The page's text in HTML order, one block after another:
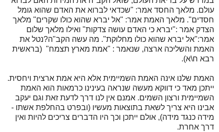
עולם. מלאך החסד אמר: "שכדאי לברוא את האדם שהוא גומל
חסדים". מלאך האמת אמר: "אל יברא שהוא כולו שקרים" מלאך
הצדק אמר :"יברא כי האדם עושה צדקות" ואילו מלאך שלום
אמר:"אל יברא שהוא כולו מחלוקת". מה עשה הקב"ה?נטל את
האמת והשליכה ארצה, שנאמר : "אמת מארץ תצמח" (בראשית
רבא ח\א).
האמת שלנו אינה האמת השמיימית אלא היא אמת ארצית ויחסית.
ייתכן מאד כי דווקא מעשה שנראה בעינינו כרמאות הוא האמת
השמיימית ורצון השמים. אמנם אין לנו דרך לדעת זאת וגם יעקב
אבינו היא צריך לשאת בתוצאות מעשיו (ובפרט בהחלפת אשתו -
מידה כנגד מידה), אולם ייתכן וכך היו הדברים צריכים להיות ואין
דרך אחרת.